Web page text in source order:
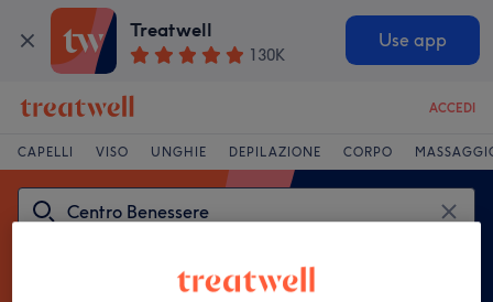
Treatwell
130K
Use app
ACCEDI
CAPELLI VISO UNGHIE DEPILAZIONE CORPO